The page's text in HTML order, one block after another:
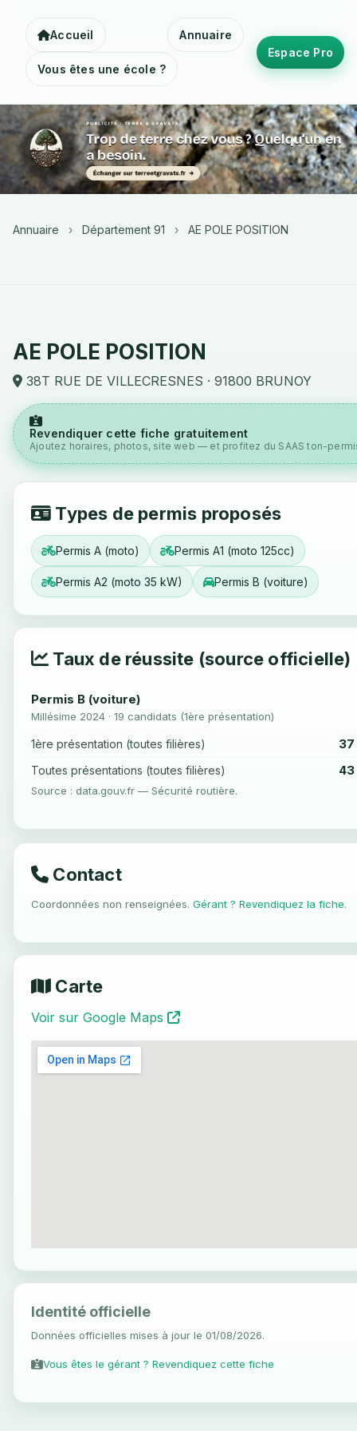
Accueil Annuaire
Vous êtes une école ?
Espace Pro
Annuaire › Département 91 › AE POLE POSITION
AE POLE POSITION
38T RUE DE VILLECRESNES · 91800 BRUNOY
Revendiquer cette fiche gratuitement
Ajoutez horaires, photos, site web — et profitez du SAAS ton-
Types de permis proposés
Permis A (moto) Permis A1 (moto 125cc)
Permis A2 (moto 35 kW) Permis B (voiture)
Taux de réussite (source officielle)
Permis B (voiture)
Millésime 2024 · 19 candidats (1ère présentation)
1ère présentation (toutes filières) 37
Toutes présentations (toutes filières) 43
Source : data.gouv.fr — Sécurité routière.
Contact
Coordonnées non renseignées. Gérant ? Revendiquez la fiche.
Carte
Voir sur Google Maps
Identité officielle
Données officielles mises à jour le 01/08/2026.
Vous êtes le gérant ? Revendiquez cette fiche